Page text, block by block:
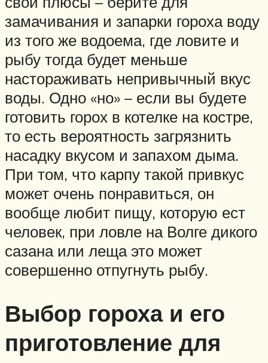
замачивания и запарки гороха воду
из того же водоема, где ловите и
рыбу тогда будет меньше
настораживать непривычный вкус
воды. Одно «но» – если вы будете
готовить горох в котелке на костре,
то есть вероятность загрязнить
насадку вкусом и запахом дыма.
При том, что карпу такой привкус
может очень понравиться, он
вообще любит пищу, которую ест
человек, при ловле на Волге дикого
сазана или леща это может
совершенно отпугнуть рыбу.
Выбор гороха и его
приготовление для